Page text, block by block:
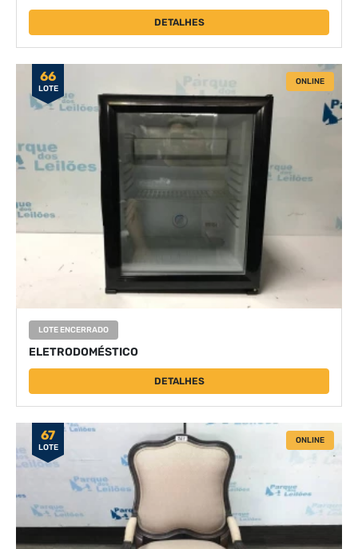
DETALHES
66
LOTE
ONLINE
LOTE ENCERRADO
ELETRODOMÉSTICO
DETALHES
67
LOTE
ONLINE